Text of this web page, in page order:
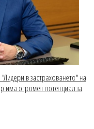
в застраховането" на
има огромен потенциал за